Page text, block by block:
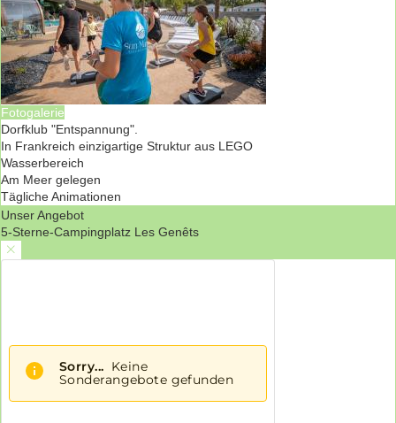
Fotogalerie
Dorfklub "Entspannung".
In Frankreich einzigartige Struktur aus LEGO
Wasserbereich
Am Meer gelegen
Tägliche Animationen
Unser Angebot
5-Sterne-Campingplatz Les Genêts